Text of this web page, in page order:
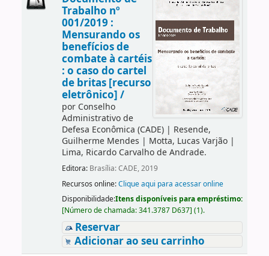
Trabalho nº
001/2019 :
Mensurando os
benefícios de
combate à cartéis
: o caso do cartel
de britas [recurso
eletrônico] /
por Conselho
Administrativo de
Defesa Econômica (CADE)| Resende,
Guilherme Mendes | Motta, Lucas Varjão|
Lima, Ricardo Carvalho de Andrade.
Editora: Brasília: CADE, 2019
Recursos online:Clique aqui para acessar online
Disponibilidade:Itens disponíveis para empréstimo:
[Número de chamada:341.3787 D637] (1).
Reservar
Adicionar ao seu carrinho